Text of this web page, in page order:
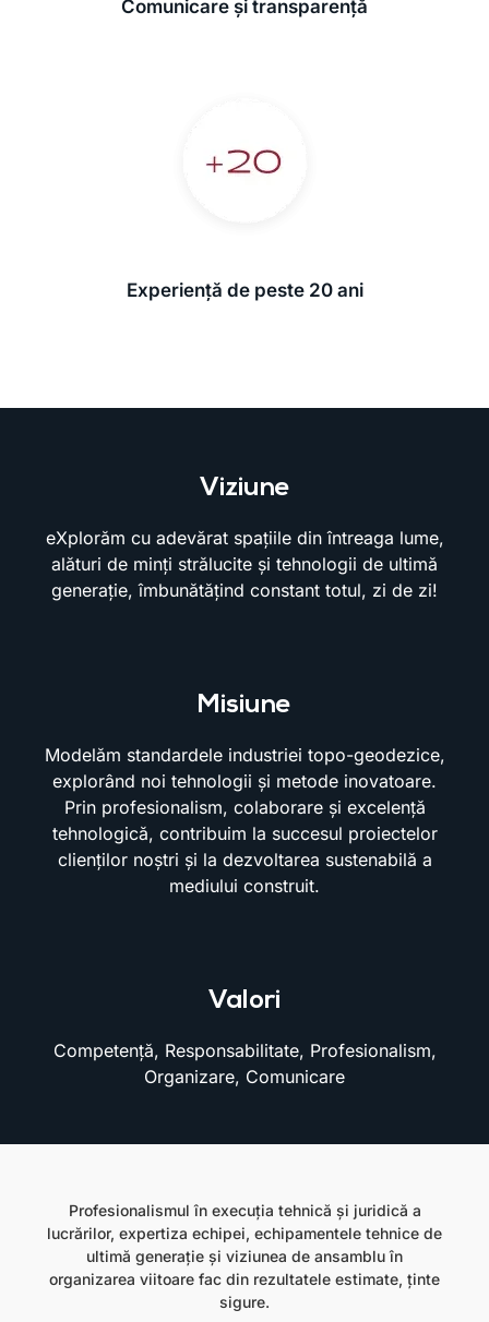
Comunicare și transparență
Experiență de peste 20 ani
Viziune
eXplorăm cu adevărat spațiile din întreaga lume,
alături de minți strălucite și tehnologii de ultimă
generație, îmbunătățind constant totul, zi de zi!
Misiune
Modelăm standardele industriei topo-geodezice,
explorând noi tehnologii și metode inovatoare.
Prin profesionalism, colaborare și excelență
tehnologică, contribuim la succesul proiectelor
clienților noștri și la dezvoltarea sustenabilă a
mediului construit.
Valori
Competență, Responsabilitate, Profesionalism,
Organizare, Comunicare
Profesionalismul în execuția tehnică și juridică a
lucrărilor, expertiza echipei, echipamentele tehnice de
ultimă generație și viziunea de ansamblu în
organizarea viitoare fac din rezultatele estimate, ținte
sigure.